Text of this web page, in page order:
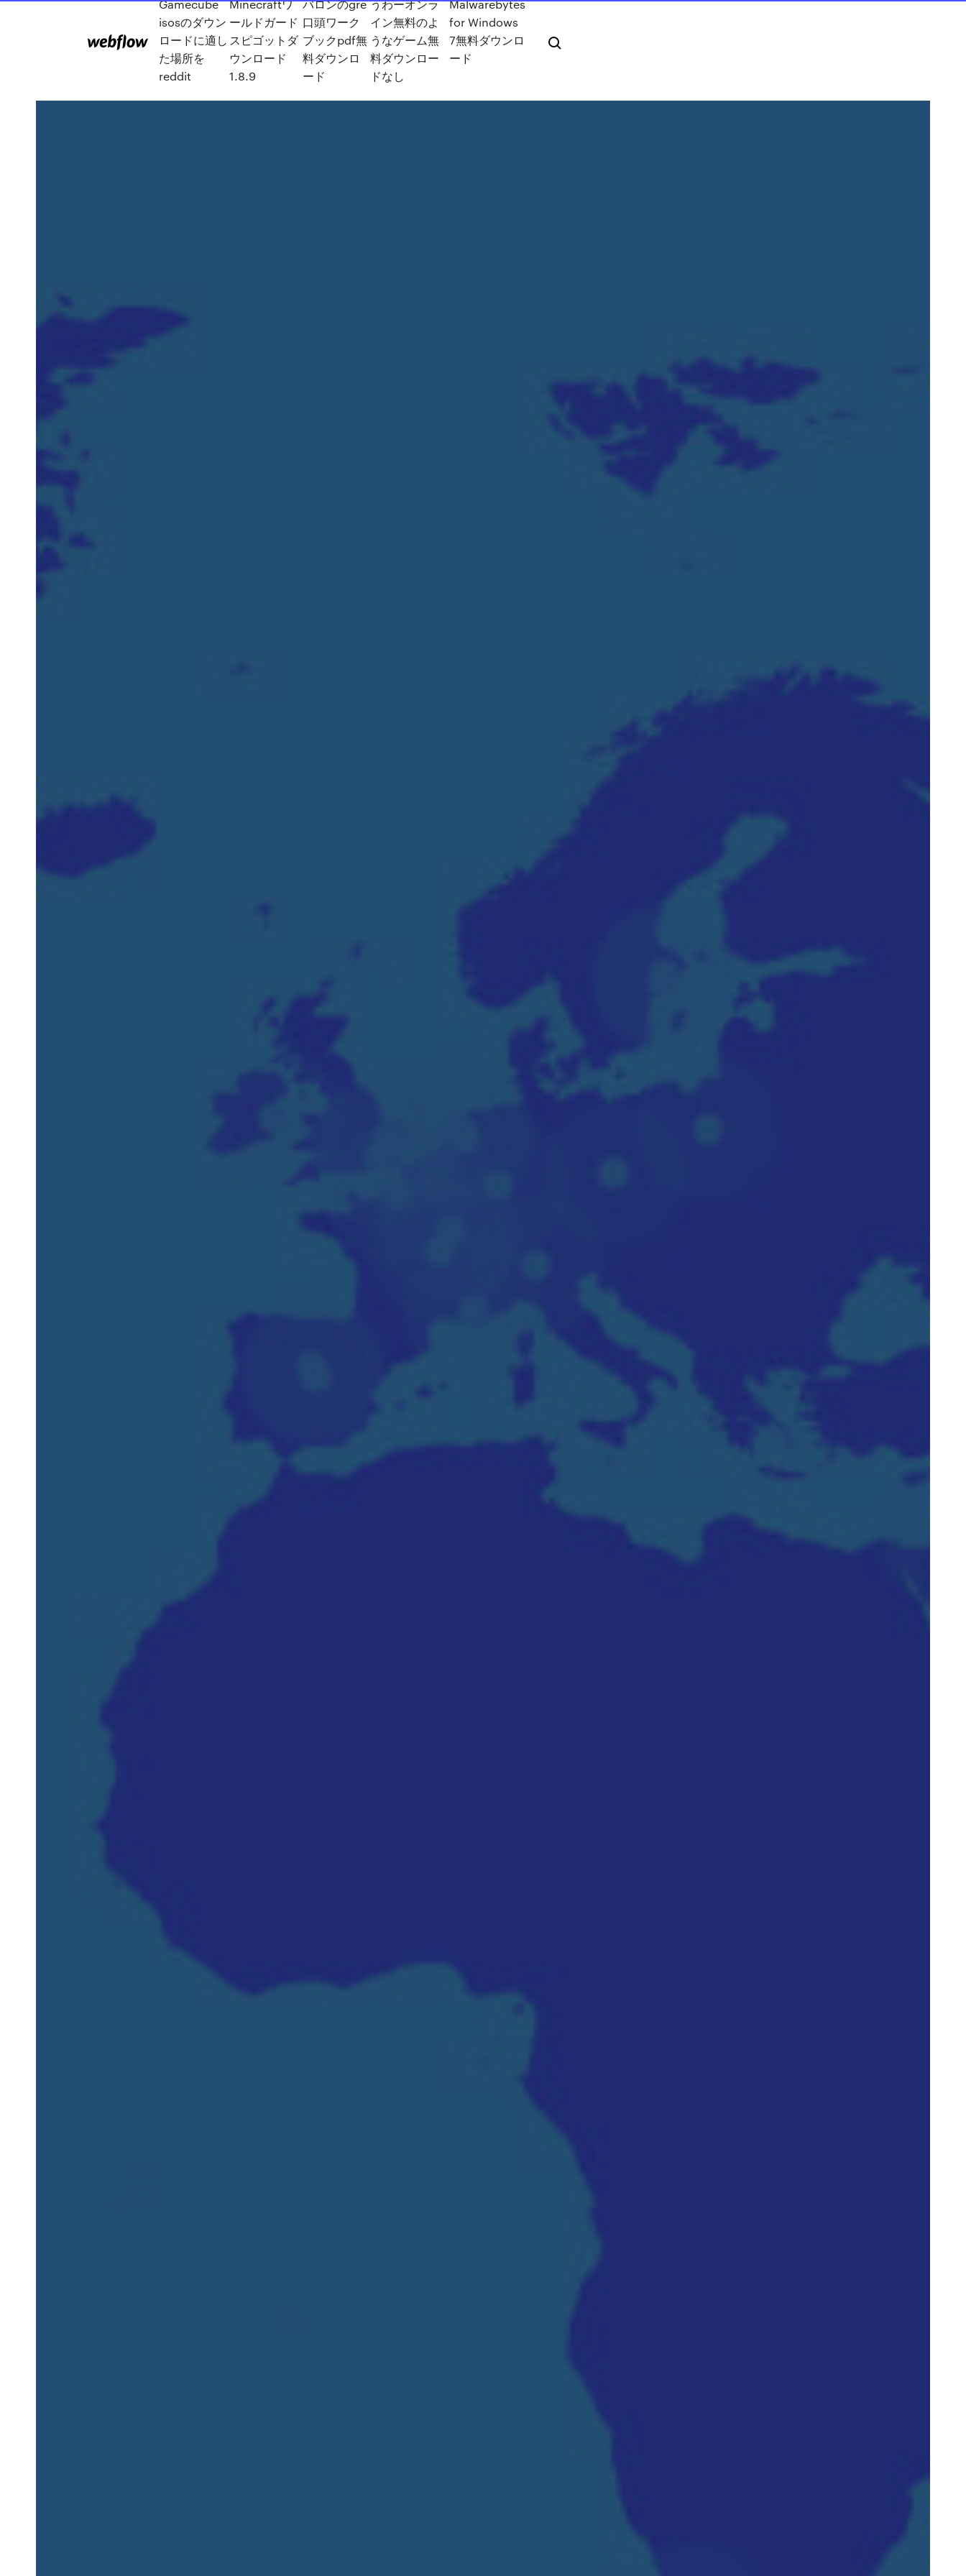
Gamecube
isosのダウン
ロードに適し
た場所を
reddit
Minecraftワ
ールドガード
スピゴットダ
ウンロード
1.8.9
バロンのgre
口頭ワーク
ブックpdf無
料ダウンロ
ード
うわーオンラ
イン無料のよ
うなゲーム無
料ダウンロー
ドなし
Malwarebytes
for Windows
7無料ダウンロ
ード